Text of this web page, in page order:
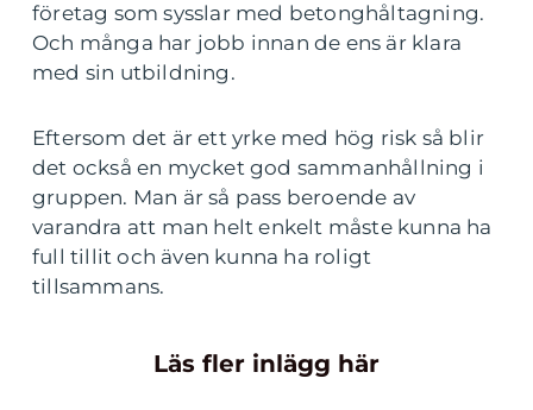
företag som sysslar med betonghåltagning.
Och många har jobb innan de ens är klara
med sin utbildning.
Eftersom det är ett yrke med hög risk så blir
det också en mycket god sammanhållning i
gruppen. Man är så pass beroende av
varandra att man helt enkelt måste kunna ha
full tillit och även kunna ha roligt
tillsammans.
Läs fler inlägg här